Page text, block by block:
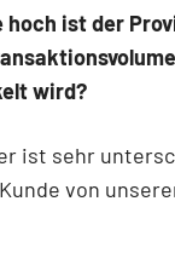
hoch ist der
wird?
ist sehr
von